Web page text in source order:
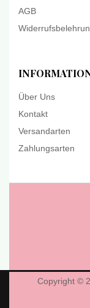
AGB
Über Uns
Kontakt
Versandarten
Zahlungsarten
Copyright ©